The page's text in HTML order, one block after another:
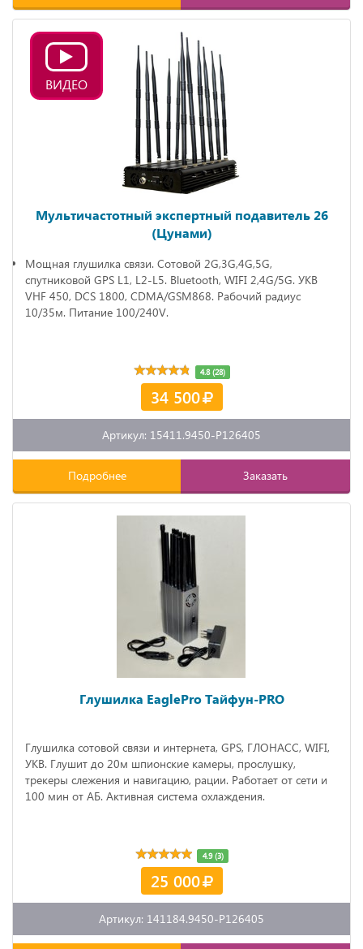
ВИДЕО
Мультичастотный экспертный подавитель 26
(Цунами)
Мощная глушилка связи. Сотовой 2G,3G,4G,5G,
спутниковой GPS L1, L2-L5. Bluetooth, WIFI 2,4G/5G. УКВ
VHF 450, DCS 1800, CDMA/GSM868. Рабочий радиус
10/35м. Питание 100/240V.
4.8 (28)
34 500
Артикул: 15411.9450-P126405
Подробнее Заказать
Глушилка EaglePro Тайфун-PRO
Глушилка сотовой связи и интернета, GPS, ГЛОНАСС, WIFI,
УКВ. Глушит до 20м шпионские камеры, прослушку,
трекеры слежения и навигацию, рации. Работает от сети и
100 мин от АБ. Активная система охлаждения.
4.9 (3)
25 000
Артикул: 141184.9450-P126405